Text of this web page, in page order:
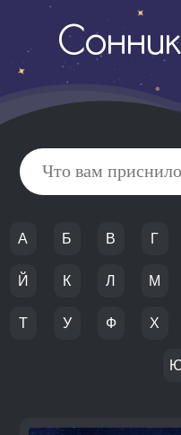
Сонник
А Б В Г
Й К Л М
Т У Ф Х